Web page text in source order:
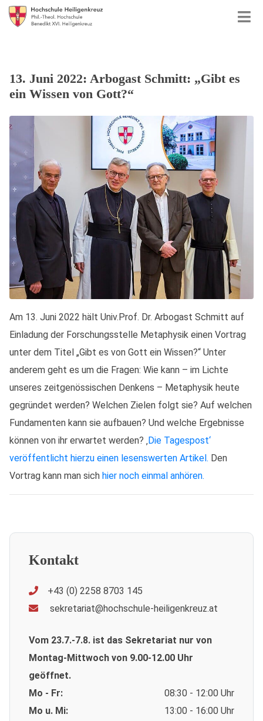
13. Juni 2022: Arbogast Schmitt: „Gibt es
ein Wissen von Gott?“
Am 13. Juni 2022 hält Univ.Prof. Dr. Arbogast Schmitt auf
Einladung der Forschungsstelle Metaphysik einen Vortrag
unter dem Titel „Gibt es von Gott ein Wissen?“ Unter
anderem geht es um die Fragen: Wie kann – im Lichte
unseres zeitgenössischen Denkens – Metaphysik heute
gegründet werden? Welchen Zielen folgt sie? Auf welchen
Fundamenten kann sie aufbauen? Und welche Ergebnisse
können von ihr erwartet werden? ‚Die Tagespost‘
veröffentlicht hierzu einen lesenswerten Artikel. Den
Vortrag kann man sich hier noch einmal anhören.
Kontakt
+43 (0) 2258 8703 145
sekretariat@hochschule-heiligenkreuz.at
Vom 23.7.-7.8. ist das Sekretariat nur von
Montag-Mittwoch von 9.00-12.00 Uhr
geöffnet.
Mo - Fr:
08:30 - 12:00 Uhr
Mo u. Mi:
13:00 - 16:00 Uhr